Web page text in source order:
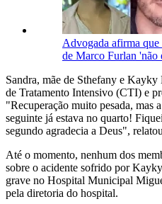
Advogada afirma
de Marco Furlan 'não
Sandra, mãe de Sthefany e
de Tratamento Intensivo (CTI) e
"Recuperação muito pesada, mas
seguinte já estava no quarto!
segundo agradecia a Deus",
Até o momento, nenhum dos
sobre o acidente sofrido por
grave no Hospital Municipal
pela diretoria do hospital.